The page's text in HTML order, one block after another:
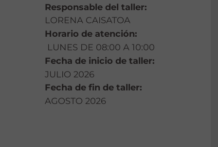
Responsable del taller:
LORENA CAISATOA
Horario de atención:
LUNES DE 08:00 A 10:00
Fecha de inicio de taller:
JULIO 2026
Fecha de fin de taller:
AGOSTO 2026